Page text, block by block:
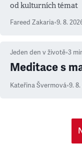
od kulturních témat
Fareed Zakaria•9. 8.
Jeden den v životě•3
Meditace s
Kateřina Švermová•9.